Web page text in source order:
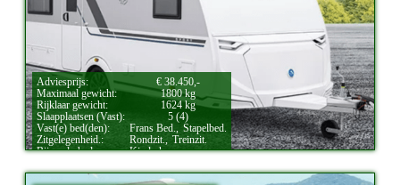
Adviesprijs:
€ 38.450,-
Maximaal gewicht:
1800 kg
Rijklaar gewicht:
1624 kg
Slaapplaatsen (Vast):
5 (4)
Vast(e) bed(den):
Frans Bed., Stapelbed.
Zitgelegenheid.:
Rondzit., Treinzit.
Bijzonderheden:
Kinderkamer.